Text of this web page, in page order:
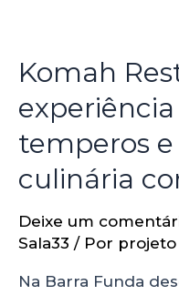
Komah
temperos
culinária
Deixe um
Sala33 / Por projeto
Na Barra Funda